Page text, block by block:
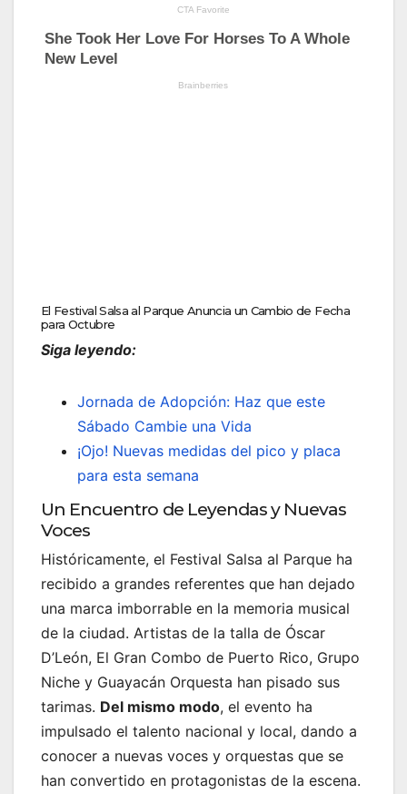
El Festival Salsa al Parque Anuncia un Cambio de Fecha
para Octubre
Siga leyendo:
Jornada de Adopción: Haz que este
Sábado Cambie una Vida
¡Ojo! Nuevas medidas del pico y placa
para esta semana
Un Encuentro de Leyendas y Nuevas
Voces
Históricamente, el Festival Salsa al Parque ha
recibido a grandes referentes que han dejado
una marca imborrable en la memoria musical
de la ciudad. Artistas de la talla de Óscar
D’León, El Gran Combo de Puerto Rico, Grupo
Niche y Guayacán Orquesta han pisado sus
tarimas. Del mismo modo, el evento ha
impulsado el talento nacional y local, dando a
conocer a nuevas voces y orquestas que se
han convertido en protagonistas de la escena.